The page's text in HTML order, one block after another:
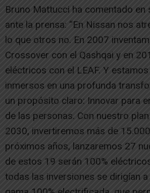
Bruno Mattucci ha comentado en
ante la prensa: “En Nissan nos
lo que otros no. En 2007
Crossover con el Qashqai y en
eléctricos con el LEAF. Y
inmersos en una profunda
un propósito claro: Innovar para
de las personas. Con nuestro
2030, invertiremos más de
próximos años, lanzaremos 27
de estos 19 serán 100%
todas las inversiones se dirigían